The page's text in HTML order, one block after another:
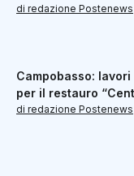
di redazione Postenews
Campobasso:
per il restauro
di redazione Postenews